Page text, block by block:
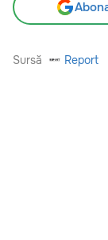
Sursă Report